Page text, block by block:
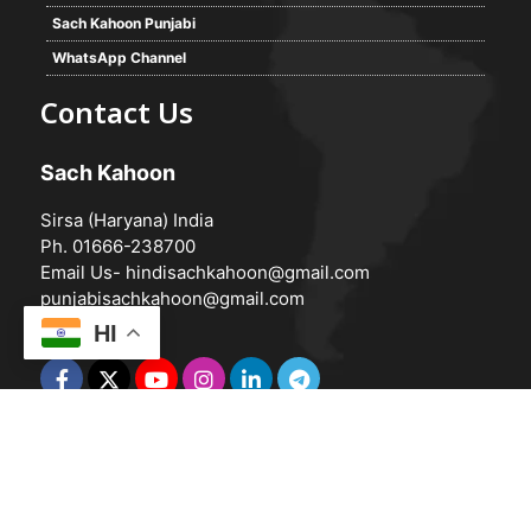
Sach Kahoon Punjabi
WhatsApp Channel
Contact Us
Sach Kahoon
Sirsa (Haryana) India
Ph. 01666-238700
Email Us- hindisachkahoon@gmail.com
punjabisachkahoon@gmail.com
HI